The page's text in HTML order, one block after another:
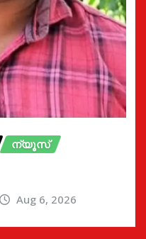
ന്യൂസ്
Aug 6, 2026